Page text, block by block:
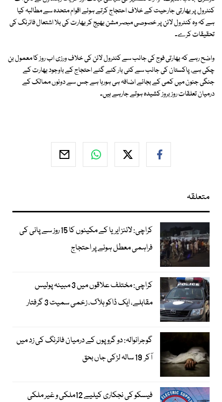
کنٹرول پر بھارتی جارحیت کے خلاف احتجاج کرتے ہوئے اقوام متحدہ سے مطالبہ کیا
ہے کہ وہ کنٹرول لائن پر خصوصی مبصر مشن بھیج کر بھارت کی بلا اشتعال فائرنگ کی
تحقیقات کرے۔
واضح رہے کہ بھارتی فوج کی جانب سے کنٹرول لائن کی خلاف ورزی اب روز کا معمول بن
چکی ہے، پاکستان کی جانب سے کئی بار کئے گئے احتجاج کے باوجود بھارت کے
جنگی جنون میں کمی کے بجائے اضافہ ہی ہورہا ہے جس سے دونوں ممالک کے
درمیان تعلقات روز بروز کشیدہ ہوتے جارہے ہیں۔
متعلقہ
کراچی: لائنز ایریا کے مکینوں کا 15 روز سے پانی کی
فراہمی معطل ہونے پر احتجاج
کراچی: مختلف علاقوں میں 3 مبینہ پولیس
مقابلے، ایک ڈاکو ہلاک، زخمی سمیت 3 گرفتار
گوجرانوالہ: دو گروپوں کے درمیان فائرنگ کی زد میں
آکر 19 سالہ لڑکی جاں بحق
فیسکو کی نجکاری کیلیے 12ملکی و غیر ملکی